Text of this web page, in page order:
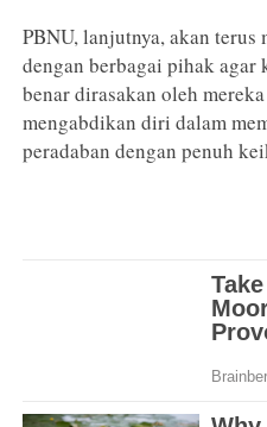
PBNU, lanjutnya, akan
dengan berbagai pihak agar
benar dirasakan oleh
mengabdikan diri dalam
peradaban dengan penuh